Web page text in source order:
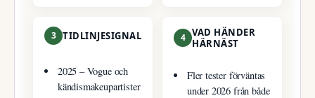
3 TIDLINJESIGNAL
2025 – Vogue och
kändismakeupartister
4 VAD HÄNDER
HÄRNÄST
Fler tester förväntas
under 2026 från både